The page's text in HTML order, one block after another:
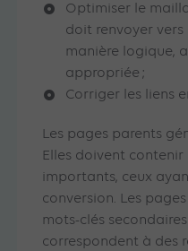
Optimiser le
doit renvoyer
manière logique,
appropriée ;
Corriger les liens
Les pages parents
Elles doivent contenir
importants, ceux
conversion. Les
mots-clés
correspondent à des